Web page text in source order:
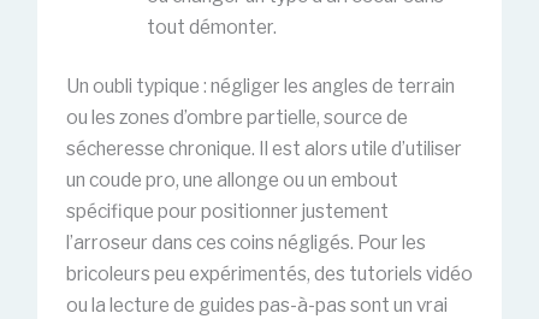
tout démonter.
Un oubli typique : négliger les angles de terrain
ou les zones d’ombre partielle, source de
sécheresse chronique. Il est alors utile d’utiliser
un coude pro, une allonge ou un embout
spécifique pour positionner justement
l’arroseur dans ces coins négligés. Pour les
bricoleurs peu expérimentés, des tutoriels vidéo
ou la lecture de guides pas-à-pas sont un vrai